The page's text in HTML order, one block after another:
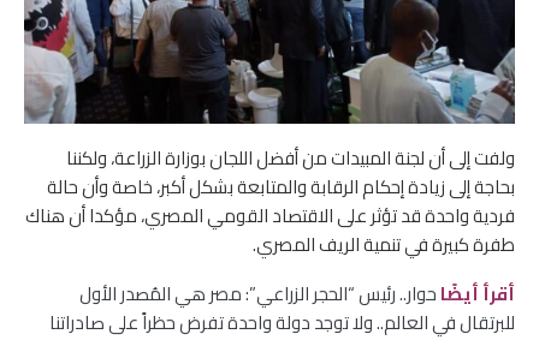
ولفت إلى أن لجنة المبيدات من أفضل اللجان بوزارة الزراعة، ولكننا
بحاجة إلى زيادة إحكام الرقابة والمتابعة بشكل أكبر، خاصة وأن حالة
فردية واحدة قد تؤثر على الاقتصاد القومي المصري، مؤكدا أن هناك
طفرة كبيرة في تنمية الريف المصري.
أقرأ أيضًاحوار.. رئيس “الحجر الزراعي”: مصر هي المُصدر الأول
للبرتقال في العالم.. ولا توجد دولة واحدة تفرض حظراً على صادراتنا